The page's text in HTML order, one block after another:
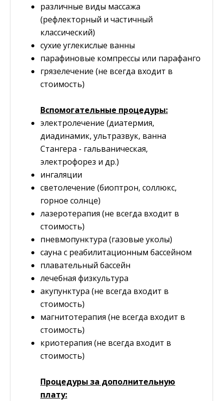
различные виды массажа
(рефлекторный и частичный
классический)
сухие углекислые ванны
парафиновые компрессы или парафанго
грязелечение (не всегда входит в
стоимость)
Вспомогательные процедуры:
электролечение (диатермия,
диадинамик, ультразвук, ванна
Стангера - гальваническая,
электрофорез и др.)
ингаляции
светолечение (биоптрон, соллюкс,
горное солнце)
лазеротерапия (не всегда входит в
стоимость)
пневмопунктура (газовые уколы)
сауна с реабилитационным бассейном
плавательный бассейн
лечебная физкультура
акупунктура (не всегда входит в
стоимость)
магнитотерапия (не всегда входит в
стоимость)
криотерапия (не всегда входит в
стоимость)
Процедуры за дополнительную
плату: